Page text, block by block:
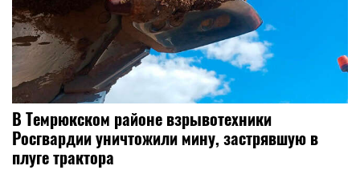
В Темрюкском районе взрывотехники
Росгвардии уничтожили мину, застрявшую в
плуге трактора